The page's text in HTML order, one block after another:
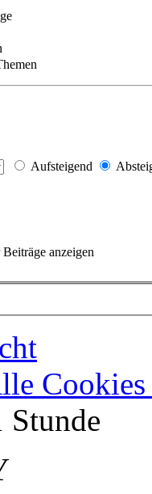
Aufsteigend
anzeigen
Cookies